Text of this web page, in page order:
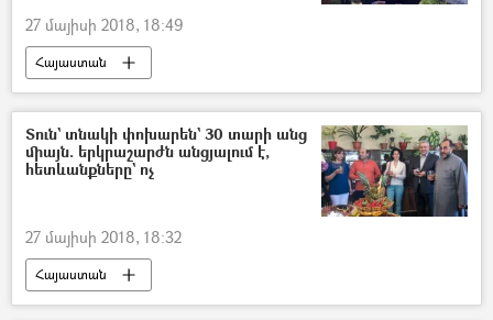
27 մայիսի 2018, 18:49
Հայաստան
Տուն` տնակի փոխարեն` 30 տարի անց
միայն. երկրաշարժն անցյալում է,
հետևանքները` ոչ
27 մայիսի 2018, 18:32
Հայաստան